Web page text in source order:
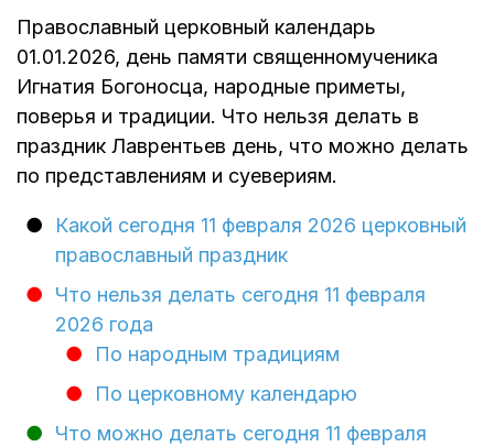
Православный церковный календарь
01.01.2026, день памяти священномученика
Игнатия Богоносца, народные приметы,
поверья и традиции. Что нельзя делать в
праздник Лаврентьев день, что можно делать
по представлениям и суевериям.
Какой сегодня 11 февраля 2026 церковный
православный праздник
Что нельзя делать сегодня 11 февраля
2026 года
По народным традициям
По церковному календарю
Что можно делать сегодня 11 февраля